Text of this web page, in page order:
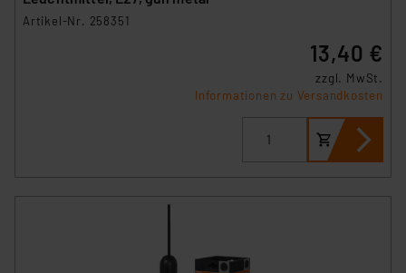
Impressum|Datenschutzerklärung
Artikel-Nr. 258351
13,40 €
zzgl. MwSt.
Informationen zu Versandkosten